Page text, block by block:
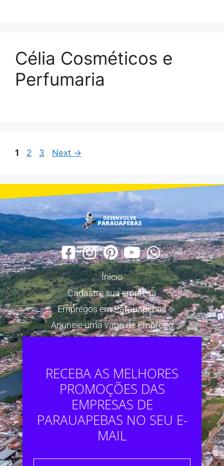
Célia Cosméticos e
Perfumaria
1 2 3 Next →
Ínicio
Cadastre sua empresa
Empregos em Parauapebas
Anuncie uma vaga de Emprego
RECEBA AS MELHORES
PROMOÇÕES DAS
EMPRESAS DE
PARAUAPEBAS NO SEU E-
MAIL